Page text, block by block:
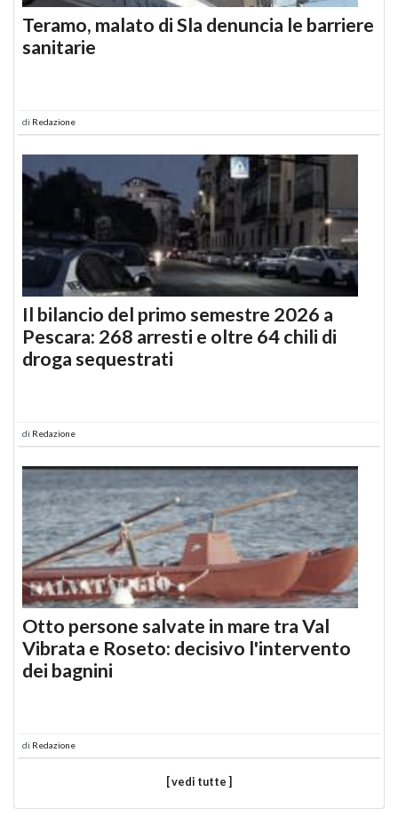
Teramo, malato di Sla denuncia le barriere
sanitarie
di Redazione
Il bilancio del primo semestre 2026 a
Pescara: 268 arresti e oltre 64 chili di
droga sequestrati
di Redazione
Otto persone salvate in mare tra Val
Vibrata e Roseto: decisivo l'intervento
dei bagnini
di Redazione
[ vedi tutte ]